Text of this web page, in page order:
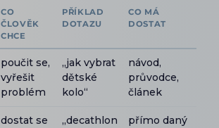
CO
ČLOVĚK
CHCE
PŘÍKLAD
DOTAZU
CO MÁ
DOSTAT
poučit se,
vyřešit
problém
„jak vybrat
dětské
kolo“
návod,
průvodce,
článek
dostat se
„decathlon
přímo daný